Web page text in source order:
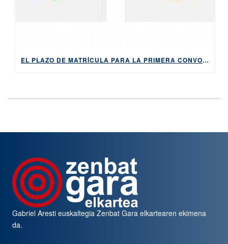
EL PLAZO DE MATRÍCULA PARA LA PRIMERA CONVOCATORIA DE 2026 DE LOS EXÁMENES DE HABE ESTARÁ ABIERTO DEL 9 AL 14 DE ABRIL
Gabriel Aresti euskaltegiaZenbat Gara elkartearen ekimena
da.